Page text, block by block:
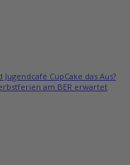
CupCake das Aus?
am BER erwartet